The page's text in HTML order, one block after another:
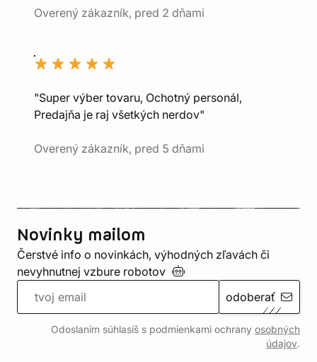
Overený zákazník, pred 2 dňami
"Super výber tovaru, Ochotný personál,
Predajňa je raj všetkých nerdov"
Overený zákazník, pred 5 dňami
Novinky mailom
Čerstvé info o novinkách, výhodných zľavách či
nevyhnutnej vzbure robotov
odoberať
Odoslaním súhlasíš s podmienkami ochrany osobných
údajov.